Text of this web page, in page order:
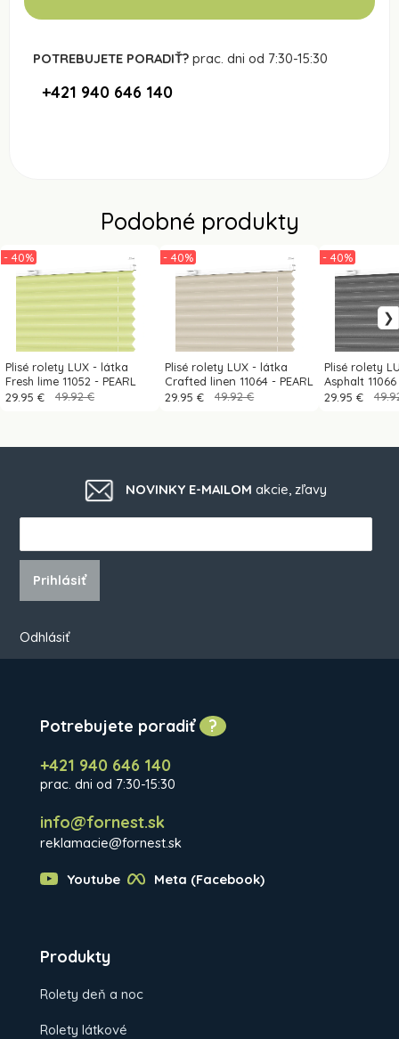
POTREBUJETE PORADIŤ? prac. dni od 7:30-15:30
+421 940 646 140
Podobné produkty
Plisé rolety LUX - látka
Fresh lime 11052 - PEARL
- 40%
29.95 € 49.92 €
Plisé rolety LUX - látka
Crafted linen 11064 - PEARL
- 40%
29.95 € 49.92 €
Plisé rolety
Asphalt 11066
- 40%
29.95 €
NOVINKY E-MAILOM akcie, zľavy
Prihlásiť
Odhlásiť
Potrebujete poradiť?
+421 940 646 140
prac. dni od 7:30-15:30
info@fornest.sk
reklamacie@fornest.sk
Youtube Meta (Facebook)
Produkty
Rolety deň a noc
Rolety látkové